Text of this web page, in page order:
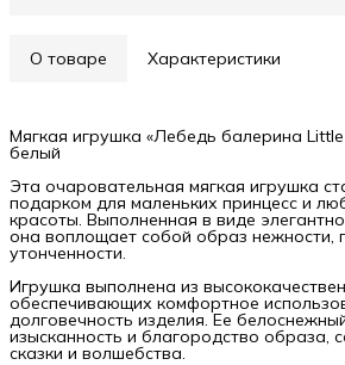
О товаре Характеристики
Мягкая игрушка «Лебедь балерина
белый
Эта очаровательная мягкая игрушка
подарком для маленьких принцесс и
красоты. Выполненная в виде
она воплощает собой образ нежности,
утонченности.
Игрушка выполнена из
обеспечивающих комфортное
долговечность изделия. Ее
изысканность и благородство образа,
сказки и волшебства.